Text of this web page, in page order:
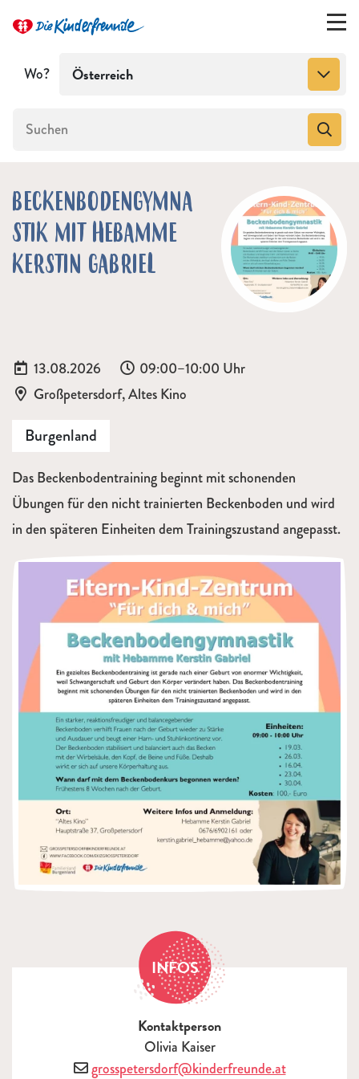
Wo? Österreich
BECKENBODENGYMNA
STIK MIT HEBAMME
KERSTIN GABRIEL
INFOS
Kontaktperson
Olivia Kaiser
E-Mail
grosspetersdorf@kinderfreunde.at
Datum:
13.08.2026 Uhrzeit:
09:00–10:00 Uhr
Ort:
Großpetersdorf, Altes Kino
Burgenland
Das Beckenbodentraining beginnt mit schonenden
Übungen für den nicht trainierten Beckenboden und wird
in den späteren Einheiten dem Trainingszustand angepasst.